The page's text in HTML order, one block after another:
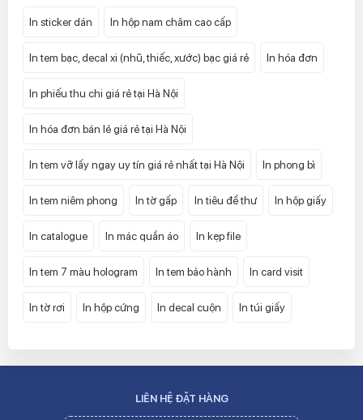
In sticker dán In hộp nam châm cao cấp
In tem bạc, decal xi (nhũ, thiếc, xước) bạc giá rẻ In hóa đơn
In phiếu thu chi giá rẻ tại Hà Nội
In hóa đơn bán lẻ giá rẻ tại Hà Nội
In tem vỡ lấy ngay uy tín giá rẻ nhất tại Hà Nội In phong bì
In tem niêm phong In tờ gấp In tiêu đề thư In hộp giấy
In catalogue In mác quần áo In kẹp file
In tem 7 màu hologram In tem bảo hành In card visit
In tờ rơi In hộp cứng In decal cuộn In túi giấy
LIÊN HỆ ĐẶT HÀNG